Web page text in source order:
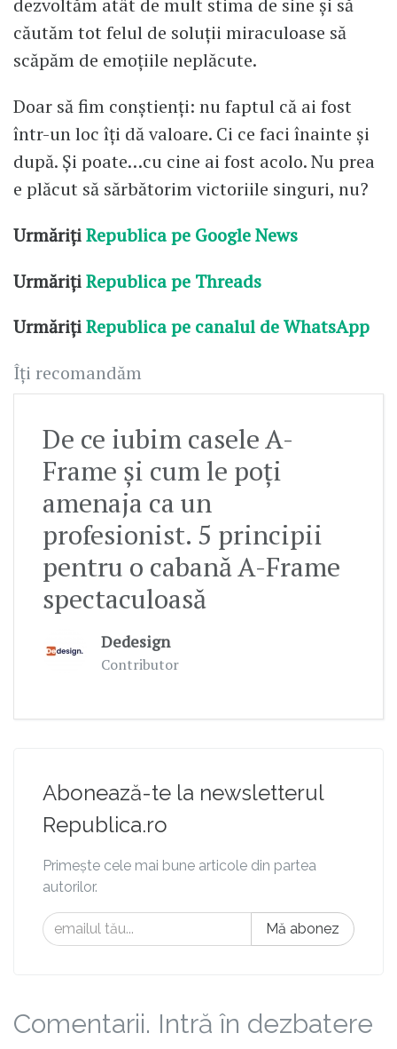
dezvoltăm atât de mult stima de sine și să
căutăm tot felul de soluții miraculoase să
scăpăm de emoțiile neplăcute.
Doar să fim conștienți: nu faptul că ai fost
într-un loc îți dă valoare. Ci ce faci înainte și
după. Și poate…cu cine ai fost acolo. Nu prea
e plăcut să sărbătorim victoriile singuri, nu?
UrmărițiRepublica pe Google News
UrmărițiRepublica pe Threads
UrmărițiRepublica pe canalul de WhatsApp
Îți recomandăm
De ce iubim casele A-
Frame și cum le poți
amenaja ca un
profesionist. 5 principii
pentru o cabană A-Frame
spectaculoasă
Dedesign
Contributor
Abonează-te la newsletterul
Republica.ro
Primește cele mai bune articole din partea
autorilor.
Mă abonez
Comentarii. Intră în dezbatere